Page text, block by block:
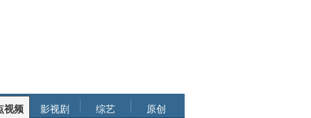
视频 影视剧 综艺 原创